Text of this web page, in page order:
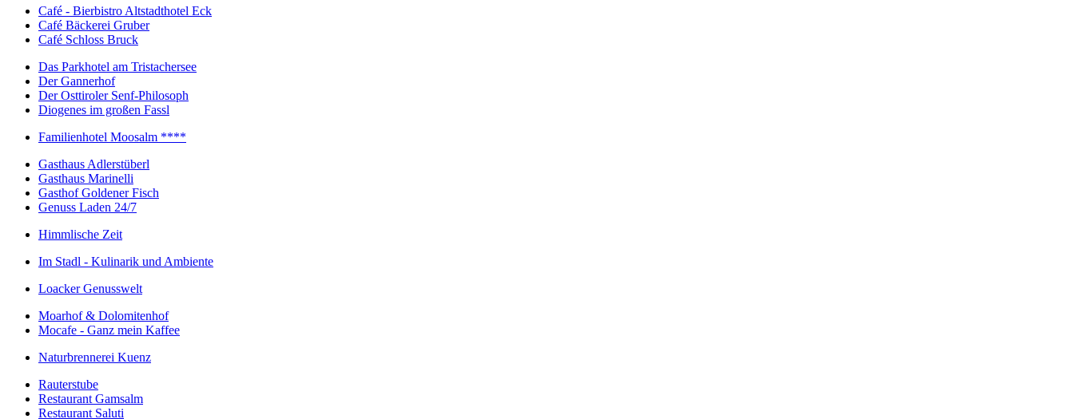
Café - Bierbistro Altstadthotel Eck
Café Bäckerei Gruber
Café Schloss Bruck
Das Parkhotel am Tristachersee
Der Gannerhof
Der Osttiroler Senf-Philosoph
Diogenes im großen Fassl
Familienhotel Moosalm ****
Gasthaus Adlerstüberl
Gasthaus Marinelli
Gasthof Goldener Fisch
Genuss Laden 24/7
Himmlische Zeit
Im Stadl - Kulinarik und Ambiente
Loacker Genusswelt
Moarhof & Dolomitenhof
Mocafe - Ganz mein Kaffee
Naturbrennerei Kuenz
Rauterstube
Restaurant Gamsalm
Restaurant Saluti